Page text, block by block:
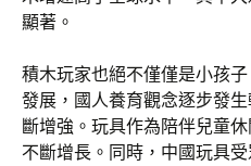
顯著。
積木玩家也絕不僅僅是小孩
發展，國人養育觀念逐步發
斷增強。玩具作為陪伴兒童
不斷增長。同時，中國玩具